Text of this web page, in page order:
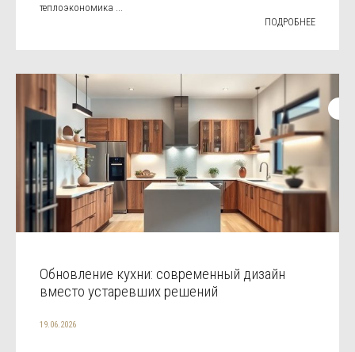
теплоэкономика ...
ПОДРОБНЕЕ
Обновление кухни: современный дизайн
вместо устаревших решений
19.06.2026